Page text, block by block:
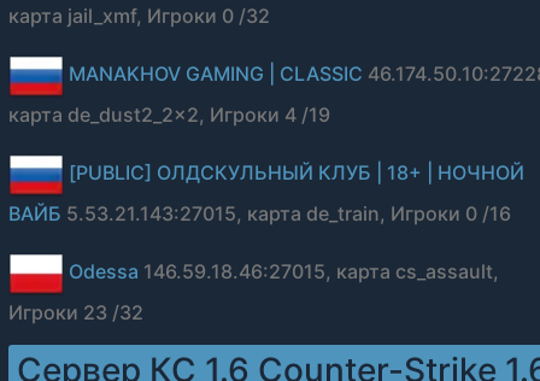
карта jail_xmf, Игроки 0 /32
MANAKHOV GAMING | CLASSIC
карта de_dust2_2x2, Игроки 4 /19
[PUBLIC] ОЛДСКУЛЬНЫЙ КЛУБ | 18+ | НОЧНОЙ
ВАЙБ 5.53.21.143:27015, карта de_train, Игроки 0 /16
Odessa 146.59.18.46:27015, карта cs_assault,
Игроки 23 /32
Сервер КС 1.6 Counter-Strike